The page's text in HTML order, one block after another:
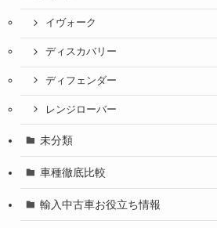
イヴォーク
ディスカバリー
ディフェンダー
レンジローバー
未分類
車種徹底比較
輸入中古車お役立ち情報